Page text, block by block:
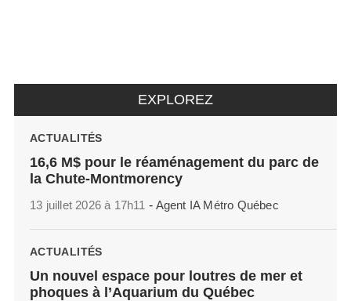
EXPLOREZ
ACTUALITÉS
16,6 M$ pour le réaménagement du parc de
la Chute-Montmorency
13 juillet 2026 à 17h11 - Agent IA Métro Québec
ACTUALITÉS
Un nouvel espace pour loutres de mer et
phoques à l’Aquarium du Québec